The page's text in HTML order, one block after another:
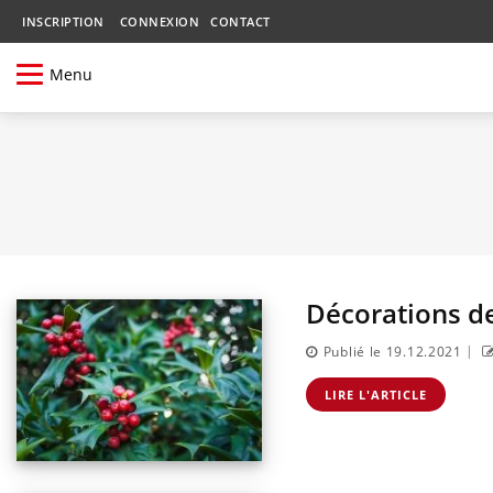
INSCRIPTION CONNEXION CONTACT
Menu
Décorations
Publié le 19.12.2021 |
LIRE L'ARTICLE